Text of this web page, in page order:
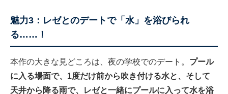
魅力3：レゼとのデートで「水」を浴びられ
る……！
本作の大きな見どころは、夜の学校でのデート。 プール
に入る場面で、1度だけ前から吹き付ける水と、そして
天井から降る雨で、レゼと一緒にプールに入って水を浴